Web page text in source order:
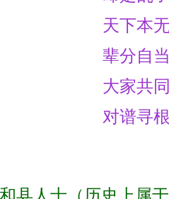
天下本
辈分自
大家共
对谱寻